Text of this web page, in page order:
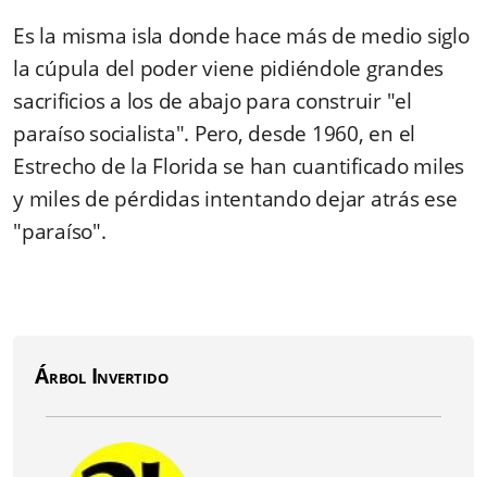
Es la misma isla donde hace más de medio siglo
la cúpula del poder viene pidiéndole grandes
sacrificios a los de abajo para construir "el
paraíso socialista". Pero, desde 1960, en el
Estrecho de la Florida se han cuantificado miles
y miles de pérdidas intentando dejar atrás ese
"paraíso".
Árbol Invertido